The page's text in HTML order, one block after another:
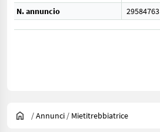
N. annuncio
29584763
/Annunci / Mietitrebbiatrice